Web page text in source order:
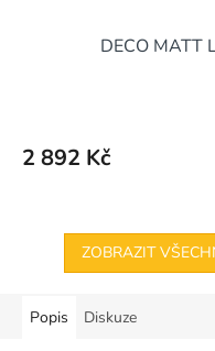
DECO MATT
2 892 Kč
ZOBRAZIT
Popis Diskuze